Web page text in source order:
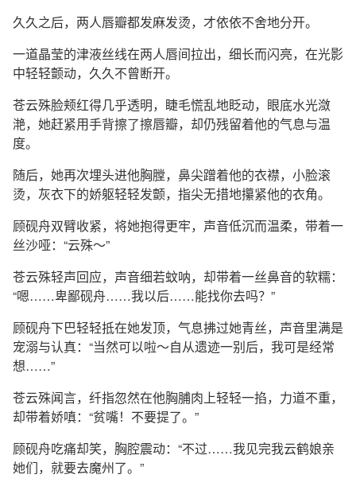
久久之后，两人唇瓣都发麻发烫，才依依不舍地分开。
一道晶莹的津液丝线在两人唇间拉出，细长而闪亮，在光影
中轻轻颤动，久久不曾断开。
苍云殊脸颊红得几乎透明，睫毛慌乱地眨动，眼底水光潋
滟，她赶紧用手背擦了擦唇瓣，却仍残留着他的气息与温
度。
随后，她再次埋头进他胸膛，鼻尖蹭着他的衣襟，小脸滚
烫，灰衣下的娇躯轻轻发颤，指尖无措地攥紧他的衣角。
顾砚舟双臂收紧，将她抱得更牢，声音低沉而温柔，带着一
丝沙哑：“云殊～”
苍云殊轻声回应，声音细若蚊呐，却带着一丝鼻音的软糯：
“嗯……卑鄙砚舟……我以后……能找你去吗？”
顾砚舟下巴轻轻抵在她发顶，气息拂过她青丝，声音里满是
宠溺与认真：“当然可以啦～自从遗迹一别后，我可是经常
想……”
苍云殊闻言，纤指忽然在他胸脯肉上轻轻一掐，力道不重，
却带着娇嗔：“贫嘴！不要提了。”
顾砚舟吃痛却笑，胸腔震动：“不过……我见完我云鹤娘亲
她们，就要去魔州了。”